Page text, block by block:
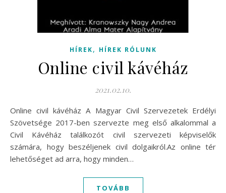
HÍREK, HÍREK RÓLUNK
Online civil kávéház
2021.02.10.
Online civil kávéház A Magyar Civil Szervezetek Erdélyi
Szövetsége 2017-ben szervezte meg első alkalommal a
Civil Kávéház találkozót civil szervezeti képviselők
számára, hogy beszéljenek civil dolgaikról.Az online tér
lehetőséget ad arra, hogy minden…
TOVÁBB